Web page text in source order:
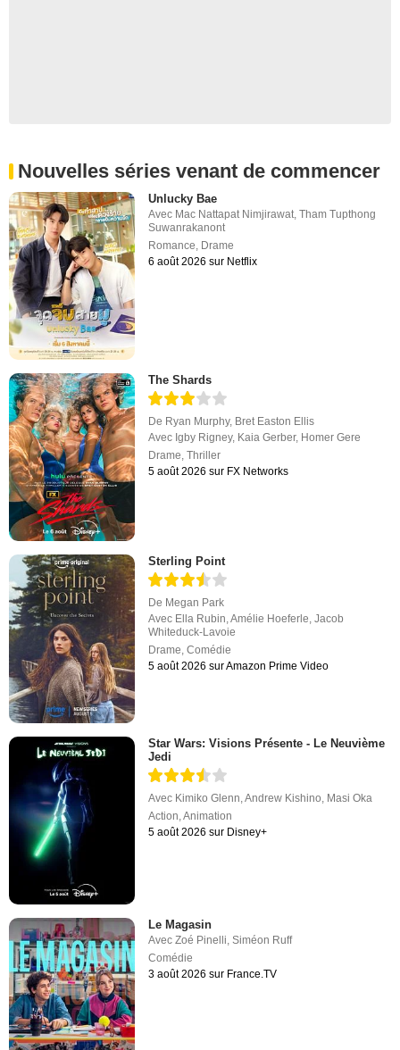
Nouvelles séries venant de commencer
Unlucky Bae
Avec Mac Nattapat Nimjirawat ,Tham Tupthong
Suwanrakanont
Romance Drame
6 août 2026 sur Netflix
The Shards
De Ryan Murphy, Bret Easton Ellis
Avec Igby Rigney, Kaia Gerber, Homer Gere
Drame,Thriller
5 août 2026 sur FX Networks
Sterling Point
De Megan Park
Avec Ella Rubin,Amélie Hoeferle,Jacob
Whiteduck-Lavoie
Drame,Comédie
5 août 2026 sur Amazon Prime Video
Star Wars: Visions Présente - Le Neuvième
Jedi
Avec Kimiko Glenn ,Andrew Kishino Masi Oka
Action ,Animation
5 août 2026 sur Disney+
Le Magasin
AvecZoé Pinelli,Siméon Ruff
Comédie
3 août 2026 sur France.TV